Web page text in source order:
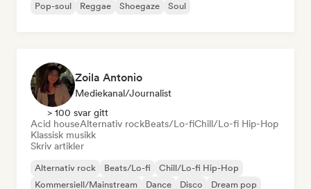
Pop-soul
Reggae Shoegaze Soul
Zoila Antonio
Mediekanal/journalist
> 100 svar gitt
Acid houseAlternativ rockBeats/Lo-fiChill/Lo-fi Hip-Hop
Klassisk musikk
Skriv artikler
Alternativ rock Beats/Lo-fi
Chill/Lo-fi Hip-Hop
Kommersiell/Mainstream
Dance Disco
Dream pop